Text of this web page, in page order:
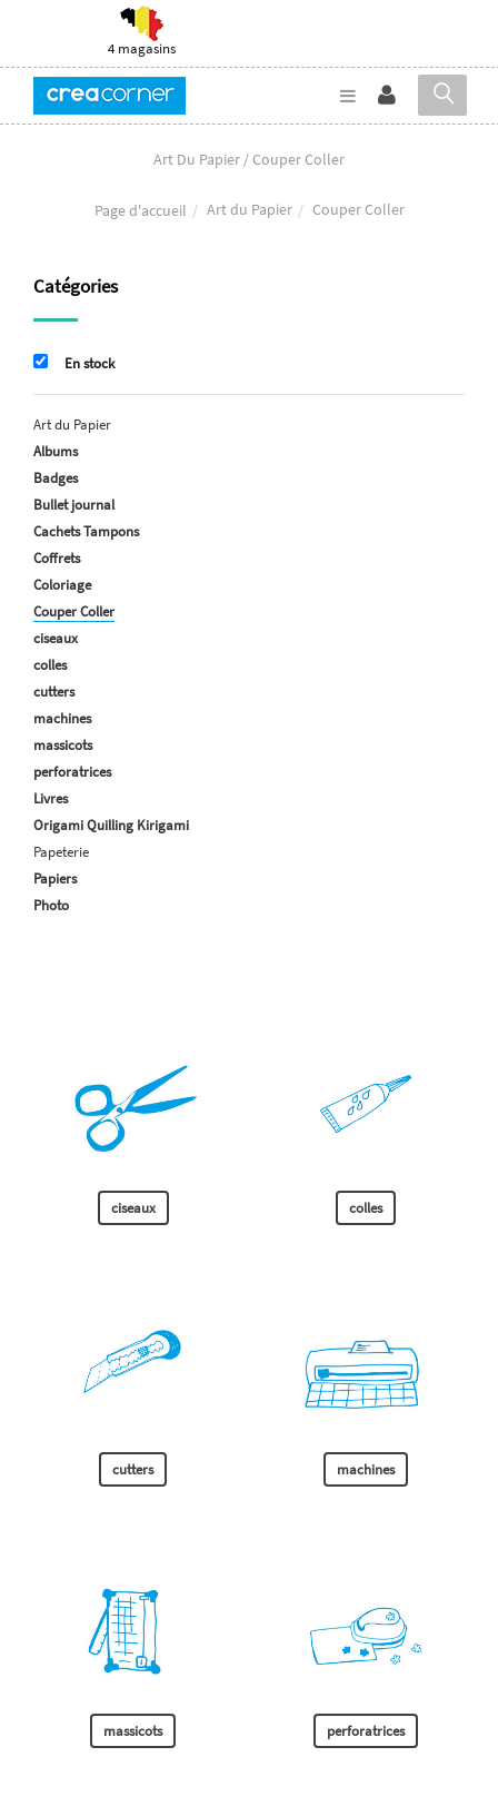
4 magasins
Art Du Papier / Couper Coller
Page d'accueil Art du Papier Couper Coller
Catégories
En stock
Art du Papier
Albums
Badges
Bullet journal
Cachets Tampons
Coffrets
Coloriage
Couper Coller
ciseaux
colles
cutters
machines
massicots
perforatrices
Livres
Origami Quilling Kirigami
Papeterie
Papiers
Photo
ciseaux colles
cutters machines
massicots perforatrices